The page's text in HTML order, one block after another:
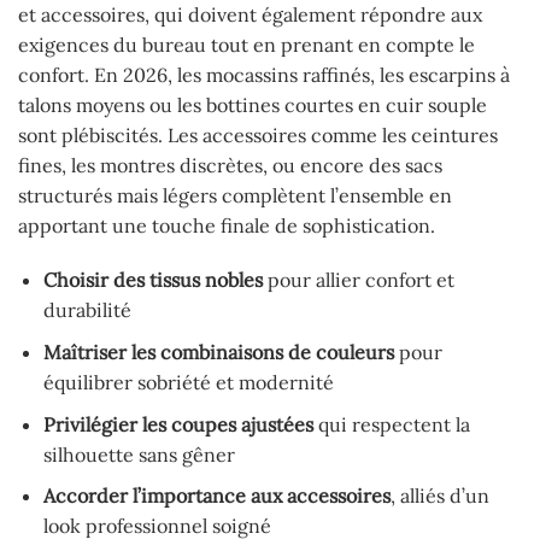
et accessoires, qui doivent également répondre aux
exigences du bureau tout en prenant en compte le
confort. En 2026, les mocassins raffinés, les escarpins à
talons moyens ou les bottines courtes en cuir souple
sont plébiscités. Les accessoires comme les ceintures
fines, les montres discrètes, ou encore des sacs
structurés mais légers complètent l’ensemble en
apportant une touche finale de sophistication.
Choisir des tissus noblespour allier confort et
durabilité
Maîtriser les combinaisons de couleurspour
équilibrer sobriété et modernité
Privilégier les coupes ajustéesqui respectent la
silhouette sans gêner
Accorder l’importance aux accessoires, alliés d’un
look professionnel soigné